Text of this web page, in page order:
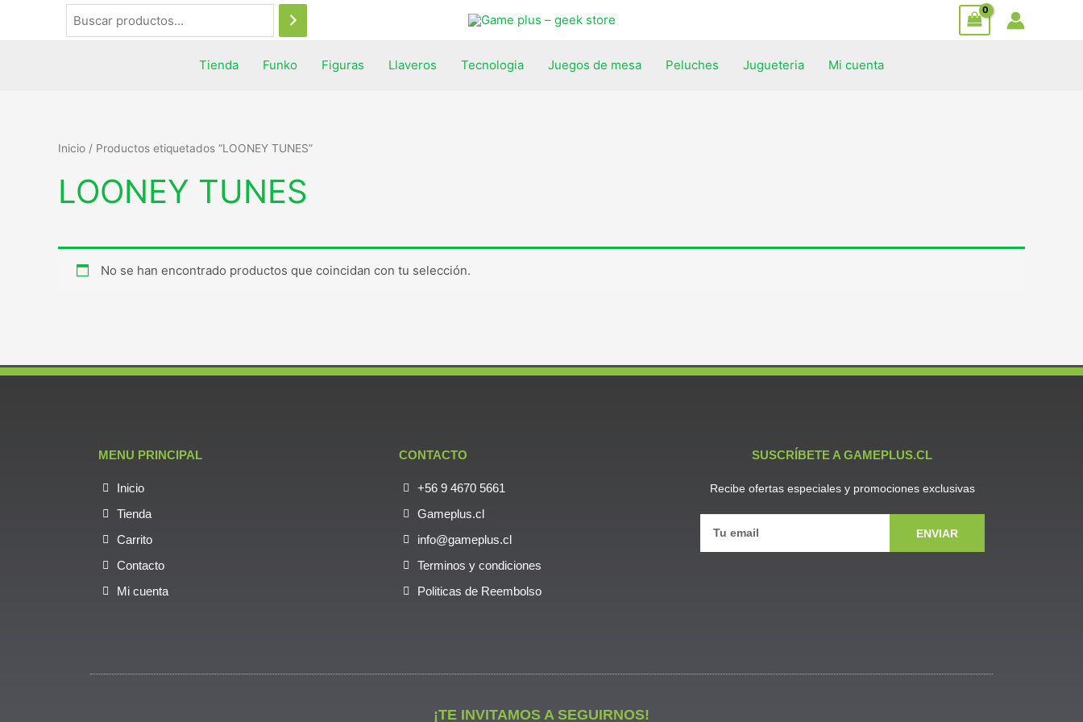
Tienda Funko Figuras Llaveros Tecnologia Juegos de mesa Peluches Jugueteria Mi cuenta
Inicio / Productos etiquetados “LOONEY TUNES”
LOONEY TUNES
No se han encontrado productos que coincidan con tu selección.
MENU PRINCIPAL
Inicio
Tienda
Carrito
Contacto
Mi cuenta
CONTACTO
+56 9 4670 5661
Gameplus.cl
info@gameplus.cl
Terminos y condiciones
Politicas de Reembolso
SUSCRÍBETE A GAMEPLUS.CL
Recibe ofertas especiales y promociones exclusivas
ENVIAR
¡TE INVITAMOS A SEGUIRNOS!